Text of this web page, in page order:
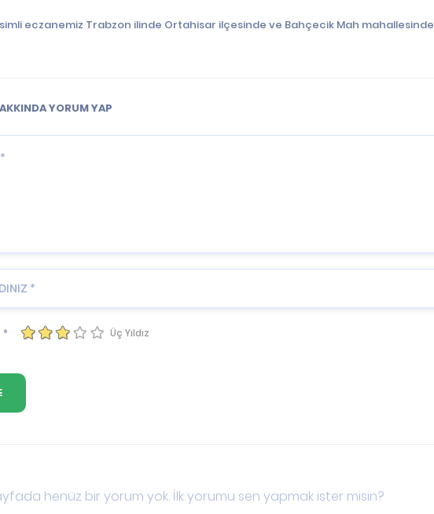
eczanemiz Trabzon ilinde Ortahisar ilçesinde ve Bahçecik Mah mahallesinde
YORUM YAP
* Üç Yıldız
henüz bir yorum yok. İlk yorumu sen yapmak ister misin?